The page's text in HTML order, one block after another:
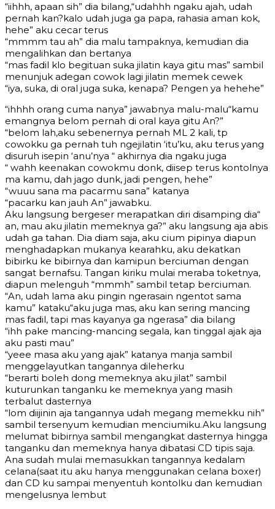
“iihhh, apaan sih” dia bilang,“udahhh ngaku ajah, udah
pernah kan?kalo udah juga ga papa, rahasia aman kok,
hehe” aku cecar terus
“mmmm tau ah” dia malu tampaknya, kemudian dia
mengalihkan dan bertanya
“mas fadil klo begituan suka jilatin kaya gitu mas” sambil
menunjuk adegan cowok lagi jilatin memek cewek
“iya, suka, di oral juga suka, kenapa? Pengen ya hehehe”
“ihhhh orang cuma nanya” jawabnya malu-malu“kamu
emangnya belom pernah di oral kaya gitu An?”
“belom lah,aku sebenernya pernah ML 2 kali, tp
cowokku ga pernah tuh ngejilatin ‘itu’ku, aku terus yang
disuruh isepin ‘anu’nya “ akhirnya dia ngaku juga
“ wahh keenakan cowokmu donk, diisep terus kontolnya
ma kamu, dah jago dunk, jadi pengen, hehe”
“wuuu sana ma pacarmu sana” katanya
“pacarku kan jauh An” jawabku.
Aku langsung bergeser merapatkan diri disamping dia“
an, mau aku jilatin memeknya ga?” aku langsung aja abis
udah ga tahan. Dia diam saja, aku cium pipinya diapun
menghadapkan mukanya kearahku, aku dekatkan
bibirku ke bibirnya dan kamipun berciuman dengan
sangat bernafsu. Tangan kiriku mulai meraba toketnya,
diapun melenguh “mmmh” sambil tetap berciuman.
“An, udah lama aku pingin ngerasain ngentot sama
kamu” kataku“aku juga mas, aku kan sering mancing
mas fadil, tapi mas kayanya ga ngerasa” dia bilang
“ihh pake mancing-mancing segala, kan tinggal ajak aja
aku pasti mau”
“yeee masa aku yang ajak” katanya manja sambil
menggelayutkan tangannya dileherku
“berarti boleh dong memeknya aku jilat” sambil
kuturunkan tanganku ke memeknya yang masih
terbalut dasternya
“lom diijinin aja tangannya udah megang memekku nih”
sambil tersenyum kemudian menciumiku.Aku langsung
melumat bibirnya sambil mengangkat dasternya hingga
tanganku dan memeknya hanya dibatasi CD tipis saja.
Ana sudah mulai memasukkan tangannya kedalam
celana(saat itu aku hanya menggunakan celana boxer)
dan CD ku sampai menyentuh kontolku dan kemudian
mengelusnya lembut